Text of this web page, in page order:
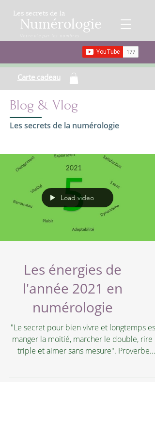
Les secrets de la
Numérologie
Carte cadeau
Blog & Vlog
Les secrets de la numérologie
Load video
Les énergies de
l'année 2021 en
numérologie
"Le secret pour bien vivre et longtemps est
manger la moitié, marcher le double, rire le
triple et aimer sans mesure". Proverbe...